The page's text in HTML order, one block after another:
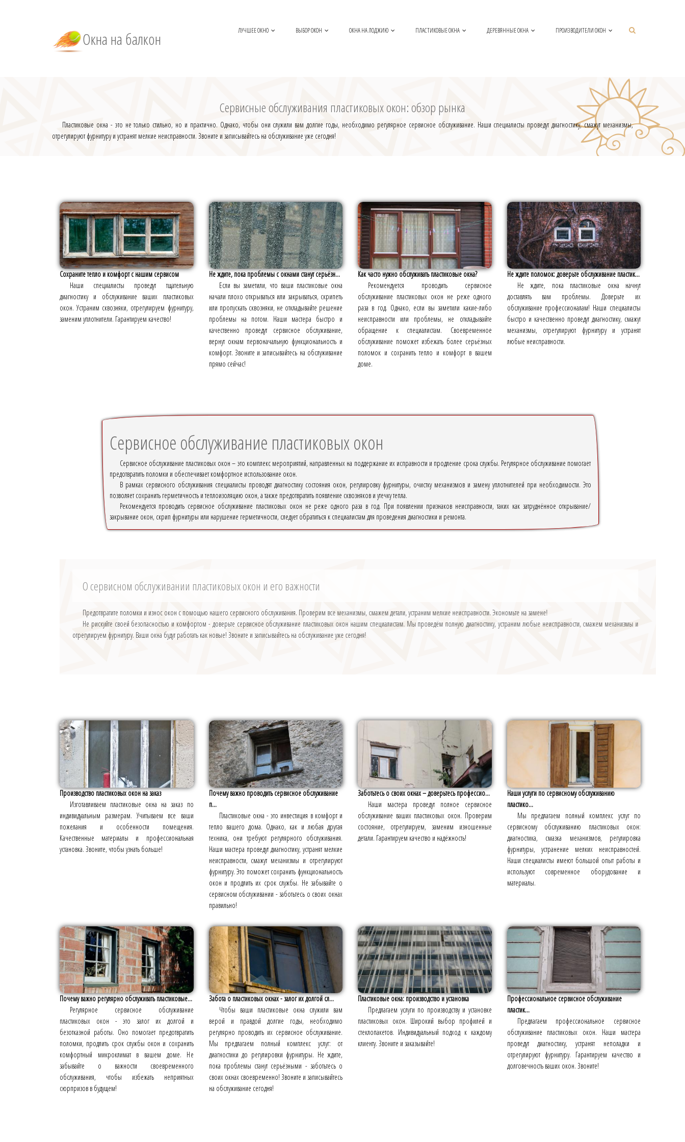
Окна на балкон ЛУЧШЕЕ ОКНО ВЫБОР ОКОН ОКНА НА ЛОДЖИЮ ПЛАСТИКОВЫЕ ОКНА ДЕРЕВЯННЫЕ ОКНА ПРОИЗВОДИТЕЛИ ОКОН
Сервисные обслуживания пластиковых окон: обзор рынка
Пластиковые окна - это не только стильно, но и практично. Однако, чтобы они служили вам долгие годы, необходимо регулярное сервисное обслуживание. Наши специалисты проведут диагностику, смажут механизмы,
отрегулируют фурнитуру и устранят мелкие неисправности. Звоните и записывайтесь на обслуживание уже сегодня!
Сохраните тепло и комфорт с нашим сервисом
Наши специалисты проведут тщательную
диагностику и обслуживание ваших пластиковых
окон. Устраним сквозняки, отрегулируем фурнитуру,
заменим уплотнители. Гарантируем качество!
Не ждите, пока проблемы с окнами станут серьёзн...
Если вы заметили, что ваши пластиковые окна
начали плохо открываться или закрываться, скрипеть
или пропускать сквозняки, не откладывайте решение
проблемы на потом. Наши мастера быстро и
качественно проведут сервисное обслуживание,
вернут окнам первоначальную функциональность и
комфорт. Звоните и записывайтесь на обслуживание
прямо сейчас!
Как часто нужно обслуживать пластиковые окна?
Рекомендуется проводить сервисное
обслуживание пластиковых окон не реже одного
раза в год. Однако, если вы заметили какие-либо
неисправности или проблемы, не откладывайте
обращение к специалистам. Своевременное
обслуживание поможет избежать более серьёзных
поломок и сохранить тепло и комфорт в вашем
доме.
Не ждите поломок: доверьте обслуживание пластик...
Не ждите, пока пластиковые окна начнут
доставлять вам проблемы. Доверьте их
обслуживание профессионалам! Наши специалисты
быстро и качественно проведут диагностику, смажут
механизмы, отрегулируют фурнитуру и устранят
любые неисправности.
Сервисное обслуживание пластиковых окон
Сервисное обслуживание пластиковых окон – это комплекс мероприятий, направленных на поддержание их исправности и продление срока службы. Регулярное обслуживание помогает
предотвратить поломки и обеспечивает комфортное использование окон.
В рамках сервисного обслуживания специалисты проводят диагностику состояния окон, регулировку фурнитуры, очистку механизмов и замену уплотнителей при необходимости. Это
позволяет сохранить герметичность и теплоизоляцию окон, а также предотвратить появление сквозняков и утечку тепла.
Рекомендуется проводить сервисное обслуживание пластиковых окон не реже одного раза в год. При появлении признаков неисправности, таких как затруднённое открывание/
закрывание окон, скрип фурнитуры или нарушение герметичности, следует обратиться к специалистам для проведения диагностики и ремонта.
О сервисном обслуживании пластиковых окон и его важности
Предотвратите поломки и износ окон с помощью нашего сервисного обслуживания. Проверим все механизмы, смажем детали, устраним мелкие неисправности. Экономьте на замене!
Не рискуйте своей безопасностью и комфортом - доверьте сервисное обслуживание пластиковых окон нашим специалистам. Мы проведём полную диагностику, устраним любые неисправности, смажем механизмы и
отрегулируем фурнитуру. Ваши окна будут работать как новые! Звоните и записывайтесь на обслуживание уже сегодня!
Производство пластиковых окон на заказ
Изготавливаем пластиковые окна на заказ по
индивидуальным размерам. Учитываем все ваши
пожелания и особенности помещения.
Качественные материалы и профессиональная
установка. Звоните, чтобы узнать больше!
Почему важно проводить сервисное обслуживание
п...
Пластиковые окна - это инвестиция в комфорт и
тепло вашего дома. Однако, как и любая другая
техника, они требуют регулярного обслуживания.
Наши мастера проведут диагностику, устранят мелкие
неисправности, смажут механизмы и отрегулируют
фурнитуру. Это поможет сохранить функциональность
окон и продлить их срок службы. Не забывайте о
сервисном обслуживании - заботьтесь о своих окнах
правильно!
Заботьтесь о своих окнах – доверьтесь профессио...
Наши мастера проведут полное сервисное
обслуживание ваших пластиковых окон. Проверим
состояние, отрегулируем, заменим изношенные
детали. Гарантируем качество и надёжность!
Наши услуги по сервисному обслуживанию
пластико...
Мы предлагаем полный комплекс услуг по
сервисному обслуживанию пластиковых окон:
диагностика, смазка механизмов, регулировка
фурнитуры, устранение мелких неисправностей.
Наши специалисты имеют большой опыт работы и
используют современное оборудование и
материалы.
Почему важно регулярно обслуживать пластиковые...
Регулярное сервисное обслуживание
пластиковых окон - это залог их долгой и
безотказной работы. Оно помогает предотвратить
поломки, продлить срок службы окон и сохранить
комфортный микроклимат в вашем доме. Не
забывайте о важности своевременного
обслуживания, чтобы избежать неприятных
сюрпризов в будущем!
Забота о пластиковых окнах - залог их долгой сл...
Чтобы ваши пластиковые окна служили вам
верой и правдой долгие годы, необходимо
регулярно проводить их сервисное обслуживание.
Мы предлагаем полный комплекс услуг: от
диагностики до регулировки фурнитуры. Не ждите,
пока проблемы станут серьёзными - заботьтесь о
своих окнах своевременно! Звоните и записывайтесь
на обслуживание сегодня!
Пластиковые окна: производство и установка
Предлагаем услуги по производству и установке
пластиковых окон. Широкий выбор профилей и
стеклопакетов. Индивидуальный подход к каждому
клиенту. Звоните и заказывайте!
Профессиональное сервисное обслуживание
пластик...
Предлагаем профессиональное сервисное
обслуживание пластиковых окон. Наши мастера
проведут диагностику, устранят неполадки и
отрегулируют фурнитуру. Гарантируем качество и
долговечность ваших окон. Звоните!